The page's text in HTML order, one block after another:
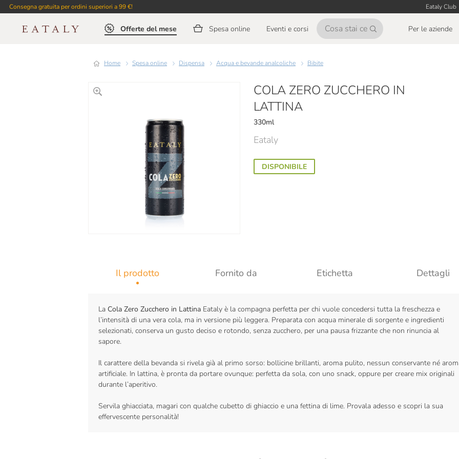
Consegna gratuita per ordini superiori a 99 €! Eataly Club
Offerte del mese Spesa online Eventi e corsi Per le aziende
Home Spesa online Dispensa Acqua e bevande analcoliche Bibite
COLA ZERO ZUCCHERO IN
LATTINA
330ml
Eataly
DISPONIBILE
Il prodotto Fornito da Etichetta Dettagli
La Cola Zero Zucchero in Lattina Eataly è la compagna perfetta per chi vuole concedersi tutta la freschezza e
l’intensità di una vera cola, ma in versione più leggera. Preparata con acqua minerale di sorgente e ingredienti
selezionati, conserva un gusto deciso e rotondo, senza zucchero, per una pausa frizzante che non rinuncia al
sapore.
Il carattere della bevanda si rivela già al primo sorso: bollicine brillanti, aroma pulito, nessun conservante né
artificiale. In lattina, è pronta da portare ovunque: perfetta da sola, con uno snack, oppure per creare mix originali
durante l’aperitivo.
Servila ghiacciata, magari con qualche cubetto di ghiaccio e una fettina di lime. Provala adesso e scopri la sua
effervescente personalità!